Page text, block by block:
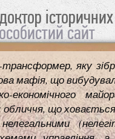
сайт
трансформер, яку
мафія, що
економічного
що